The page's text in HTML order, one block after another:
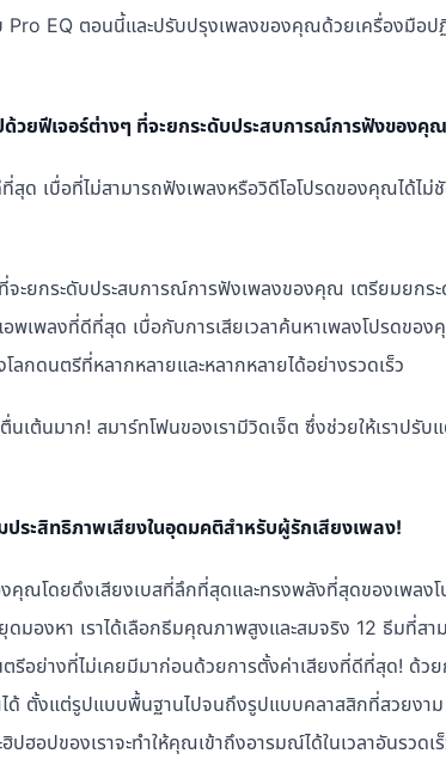
Pro EQ ตอนนี้และปรับปรุงเพลงของคุณด้วยเครื่องมือ
วยฟีเจอร์ต่างๆ ที่จะยกระดับประสบการณ์การฟังของคุ
เบื่อที่ไม่สามารถฟังเพลงหรือวิดีโอโปรดของคุณได้ไม่ชั
ะยกระดับประสบการณ์การฟังเพลงของคุณ เตรียมยกร
พลงที่ดีที่สุด เบื่อกับการเสียเวลาค้นหาเพลงโปรดของ
ลกดนตรีที่หลากหลายและหลากหลายได้อย่างรวดเร็ว
เต้นมาก! สมาร์ทโฟนของเรามีวิดเจ็ต ซึ่งช่วยให้เราปรับ
ระสิทธิภาพเสียงในอุดมคติสำหรับผู้รักเสียงเพลง!
คุณโดยดึงเสียงเบสที่ลึกที่สุดและทรงพลังที่สุดของเพลง
องหา เราได้เลือกธีมคุณภาพสูงและสมจริง 12 ธีมที่สา
ย่างที่ไม่เคยมีมาก่อนด้วยการตั้งค่าเสียงที่ดีที่สุด! ด้วย
ตั้งแต่รูปแบบพื้นฐานไปจนถึงรูปแบบคลาสสิกที่สวยงาม
ฮอปของเราจะทำให้คุณเข้าถึงอารมณ์ได้ในเวลาอันรวดเ